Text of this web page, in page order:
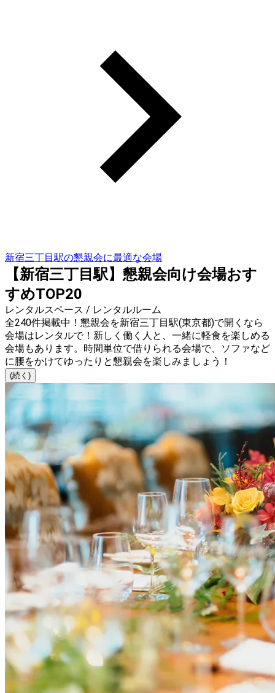
新宿三丁目駅の懇親会に最適な会場
【新宿三丁目駅】懇親会向け会場おす
すめTOP20
レンタルスペース / レンタルルーム
全240件掲載中！懇親会を新宿三丁目駅(東京都)で開くなら
会場はレンタルで！新しく働く人と、一緒に軽食を楽しめる
会場もあります。時間単位で借りられる会場で、ソファなど
に腰をかけてゆったりと懇親会を楽しみましょう！
(続く)